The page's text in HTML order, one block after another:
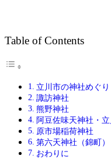
Table of Contents
立川市の神社めぐ
諏訪神社
熊野神社
阿豆佐味天神社・
原市場稲荷神社
第六天神社（錦町）
おわりに